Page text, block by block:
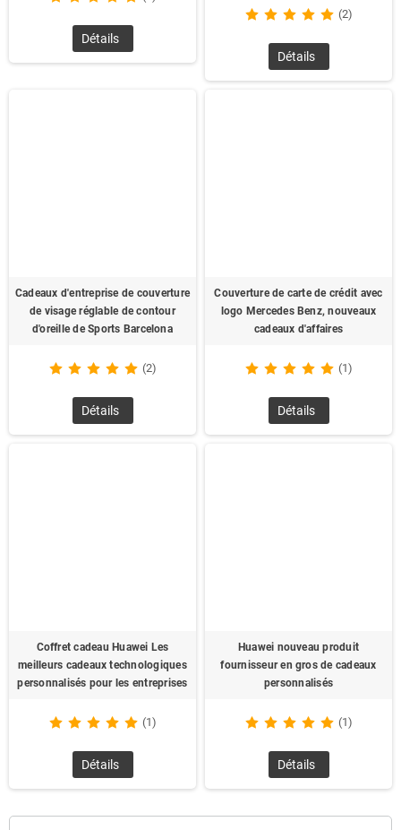
Détails
(2)
Détails
Cadeaux d'entreprise de couverture
de visage réglable de contour
d'oreille de Sports Barcelona
(2)
Détails
Couverture de carte de crédit avec
logo Mercedes Benz, nouveaux
cadeaux d'affaires
(1)
Détails
Coffret cadeau Huawei Les
meilleurs cadeaux technologiques
personnalisés pour les entreprises
(1)
Détails
Huawei nouveau produit
fournisseur en gros de cadeaux
personnalisés
(1)
Détails